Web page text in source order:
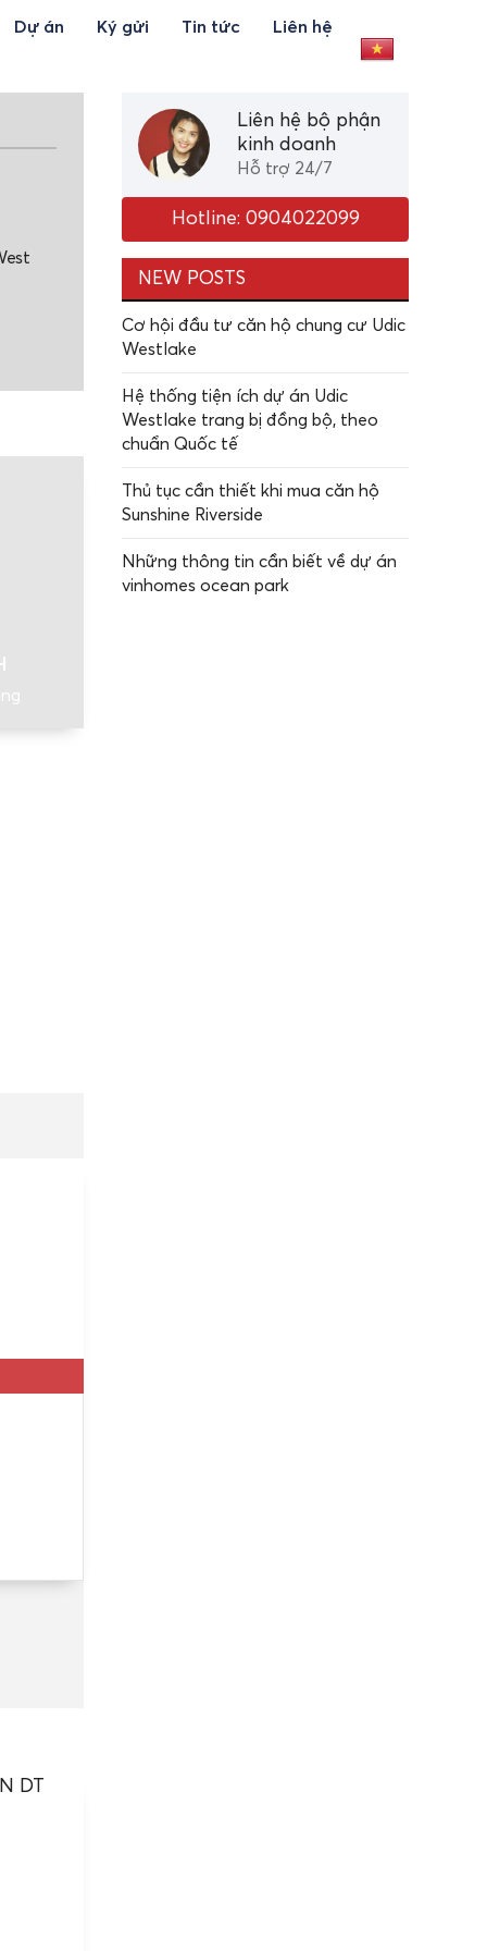
Dự án Ký gửi Tin tức Liên hệ
Liên hệ bộ phận
kinh doanh
Hỗ trợ 24/7
Hotline: 0904022099
NEW POSTS
Cơ hội đầu tư căn hộ chung cư Udic
Westlake
Hệ thống tiện ích dự án Udic
Westlake trang bị đồng bộ, theo
chuẩn Quốc tế
Thủ tục cần thiết khi mua căn hộ
Sunshine Riverside
Những thông tin cần biết về dự án
vinhomes ocean park